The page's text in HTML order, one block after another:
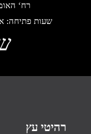
רח‘ האומנות 20 , א.ת חדש
שעות פתיחה: א‘-ה‘ 10:00-18:00 ,
רהיטי עץ